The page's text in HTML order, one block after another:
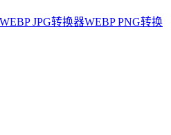
WEBP JPG转换器WEBP PNG转换